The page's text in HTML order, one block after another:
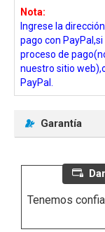
Nota:
Ingrese la
pago con
proceso de
nuestro sitio
PayPal.
Garantía
Tenemos